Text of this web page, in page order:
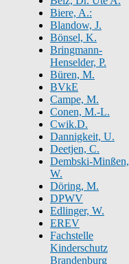
Biere, A.:
Blandow, J.
Bönsel, K.
Bringmann-
Henselder, P.
Büren, M.
BVkE
Campe, M.
Conen, M.-L.
Cwik.D.
Dannigkeit, U.
Deetjen, C.
Dembski-Minßen,
W.
Döring, M.
DPWV
Edlinger, W.
EREV
Fachstelle
Kinderschutz
Brandenburg